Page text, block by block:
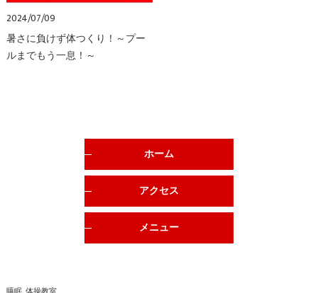
2024/07/09
暑さに負けず体つくり！～プー
ルまでもう一息！～
ホーム
アクセス
メニュー